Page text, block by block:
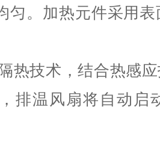
匀。加热元件采用
热技术，结合热感
排温风扇将自动启